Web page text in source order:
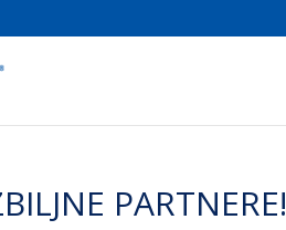
PARTNERE!